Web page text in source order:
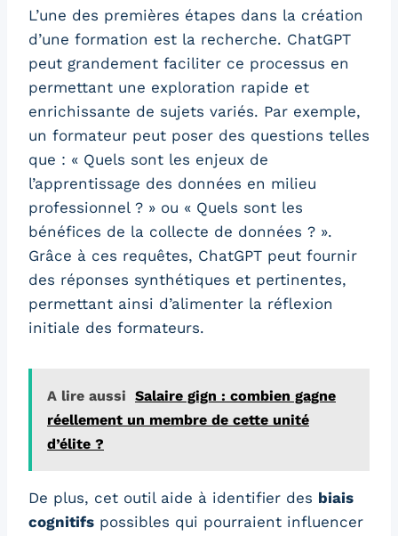
L’une des premières étapes dans la création
d’une formation est la recherche. ChatGPT
peut grandement faciliter ce processus en
permettant une exploration rapide et
enrichissante de sujets variés. Par exemple,
un formateur peut poser des questions telles
que : « Quels sont les enjeux de
l’apprentissage des données en milieu
professionnel ? » ou « Quels sont les
bénéfices de la collecte de données ? ».
Grâce à ces requêtes, ChatGPT peut fournir
des réponses synthétiques et pertinentes,
permettant ainsi d’alimenter la réflexion
initiale des formateurs.
A lire aussi Salaire gign : combien gagne
réellement un membre de cette unité
d’élite ?
De plus, cet outil aide à identifier des biais
cognitifs possibles qui pourraient influencer